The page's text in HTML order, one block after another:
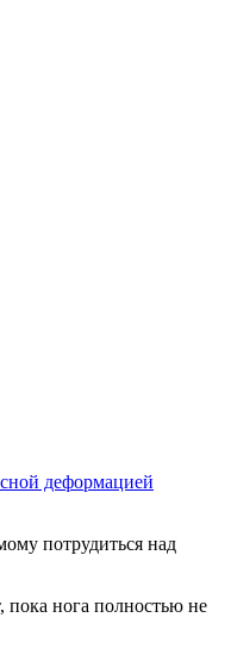
деформацией
потрудиться над
нога полностью не